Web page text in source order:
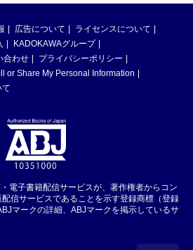
広告について
ライセンスについて
KADOKAWAグループ
合わせ
プライバシーポリシー
or Share My Personal Information
電子書籍配信サービスが、著作権者からコン
信サービスであることを示す登録商標（登録
マークの詳細、ABJマークを掲示しているサ